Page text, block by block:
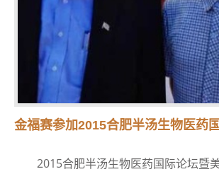
金福赛参加2015合肥半汤生物医药
2015合肥半汤生物医药国际论坛暨